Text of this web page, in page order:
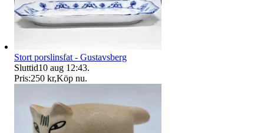
Stort porslinsfat - Gustavsberg
Sluttid10 aug 12:43.
Pris:250 kr,Köp nu.